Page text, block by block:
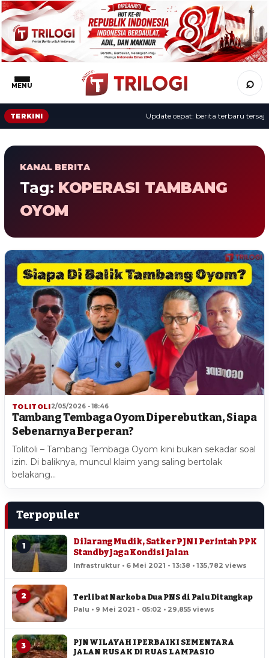
MENU ⌕
TERKINI Update cepat: berita terbaru tersaji
KANAL BERITA
Tag: KOPERASI TAMBANG
OYOM
TOLITOLI2/05/2026 - 18:46
Tambang Tembaga Oyom Diperebutkan, Siapa
Sebenarnya Berperan?
Tolitoli – Tambang Tembaga Oyom kini bukan sekadar soal
izin. Di baliknya, muncul klaim yang saling bertolak
belakang…
Terpopuler
1
Dilarang Mudik, Satker PJN I Perintah PPK
Standby Jaga Kondisi Jalan
Infrastruktur • 6 Mei 2021 - 13:38 • 135,782 views
2 Terlibat Narkoba Dua PNS di Palu Ditangkap
Palu • 9 Mei 2021 - 05:02 • 29,855 views
3
PJN WILAYAH I PERBAIKI SEMENTARA
JALAN RUSAK DI RUAS LAMPASIO